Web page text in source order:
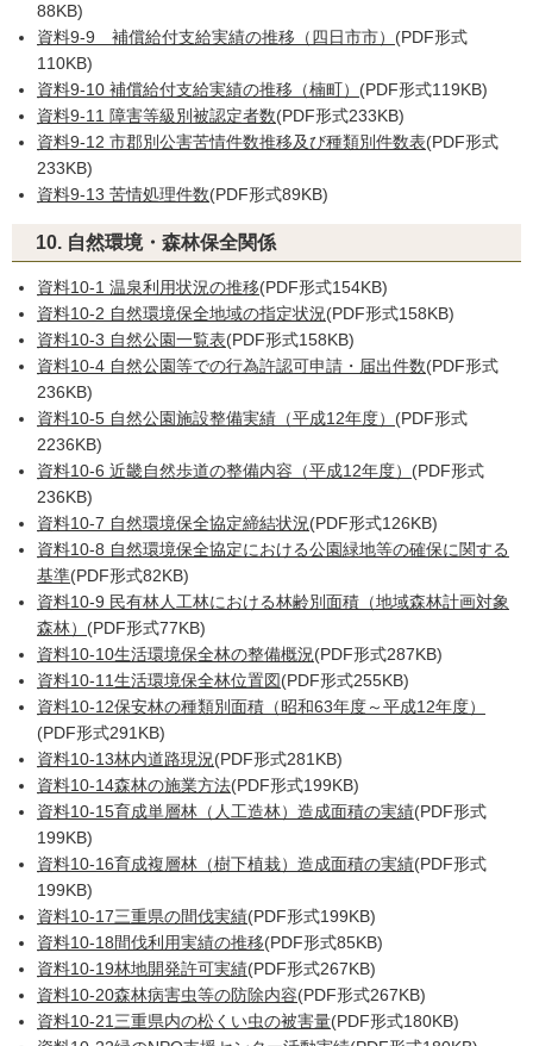
88KB)
資料9-9 補償給付支給実績の推移（四日市市） (PDF形式
110KB)
資料9-10 補償給付支給実績の推移（楠町） (PDF形式119KB)
資料9-11 障害等級別被認定者数(PDF形式233KB)
資料9-12 市郡別公害苦情件数推移及び種類別件数表(PDF形式
233KB)
資料9-13 苦情処理件数(PDF形式89KB)
10. 自然環境・森林保全関係
資料10-1 温泉利用状況の推移(PDF形式154KB)
資料10-2 自然環境保全地域の指定状況(PDF形式158KB)
資料10-3 自然公園一覧表(PDF形式158KB)
資料10-4 自然公園等での行為許認可申請・届出件数(PDF形式
236KB)
資料10-5 自然公園施設整備実績（平成12年度） (PDF形式
2236KB)
資料10-6 近畿自然歩道の整備内容（平成12年度） (PDF形式
236KB)
資料10-7 自然環境保全協定締結状況(PDF形式126KB)
資料10-8 自然環境保全協定における公園緑地等の確保に関する
基準(PDF形式82KB)
資料10-9 民有林人工林における林齢別面積（地域森林計画対象
森林） (PDF形式77KB)
資料10-10生活環境保全林の整備概況(PDF形式287KB)
資料10-11生活環境保全林位置図(PDF形式255KB)
資料10-12保安林の種類別面積（昭和63年度～平成12年度）
(PDF形式291KB)
資料10-13林内道路現況(PDF形式281KB)
資料10-14森林の施業方法(PDF形式199KB)
資料10-15育成単層林（人工造林）造成面積の実績(PDF形式
199KB)
資料10-16育成複層林（樹下植栽）造成面積の実績(PDF形式
199KB)
資料10-17三重県の間伐実績(PDF形式199KB)
資料10-18間伐利用実績の推移(PDF形式85KB)
資料10-19林地開発許可実績(PDF形式267KB)
資料10-20森林病害虫等の防除内容(PDF形式267KB)
資料10-21三重県内の松くい虫の被害量(PDF形式180KB)